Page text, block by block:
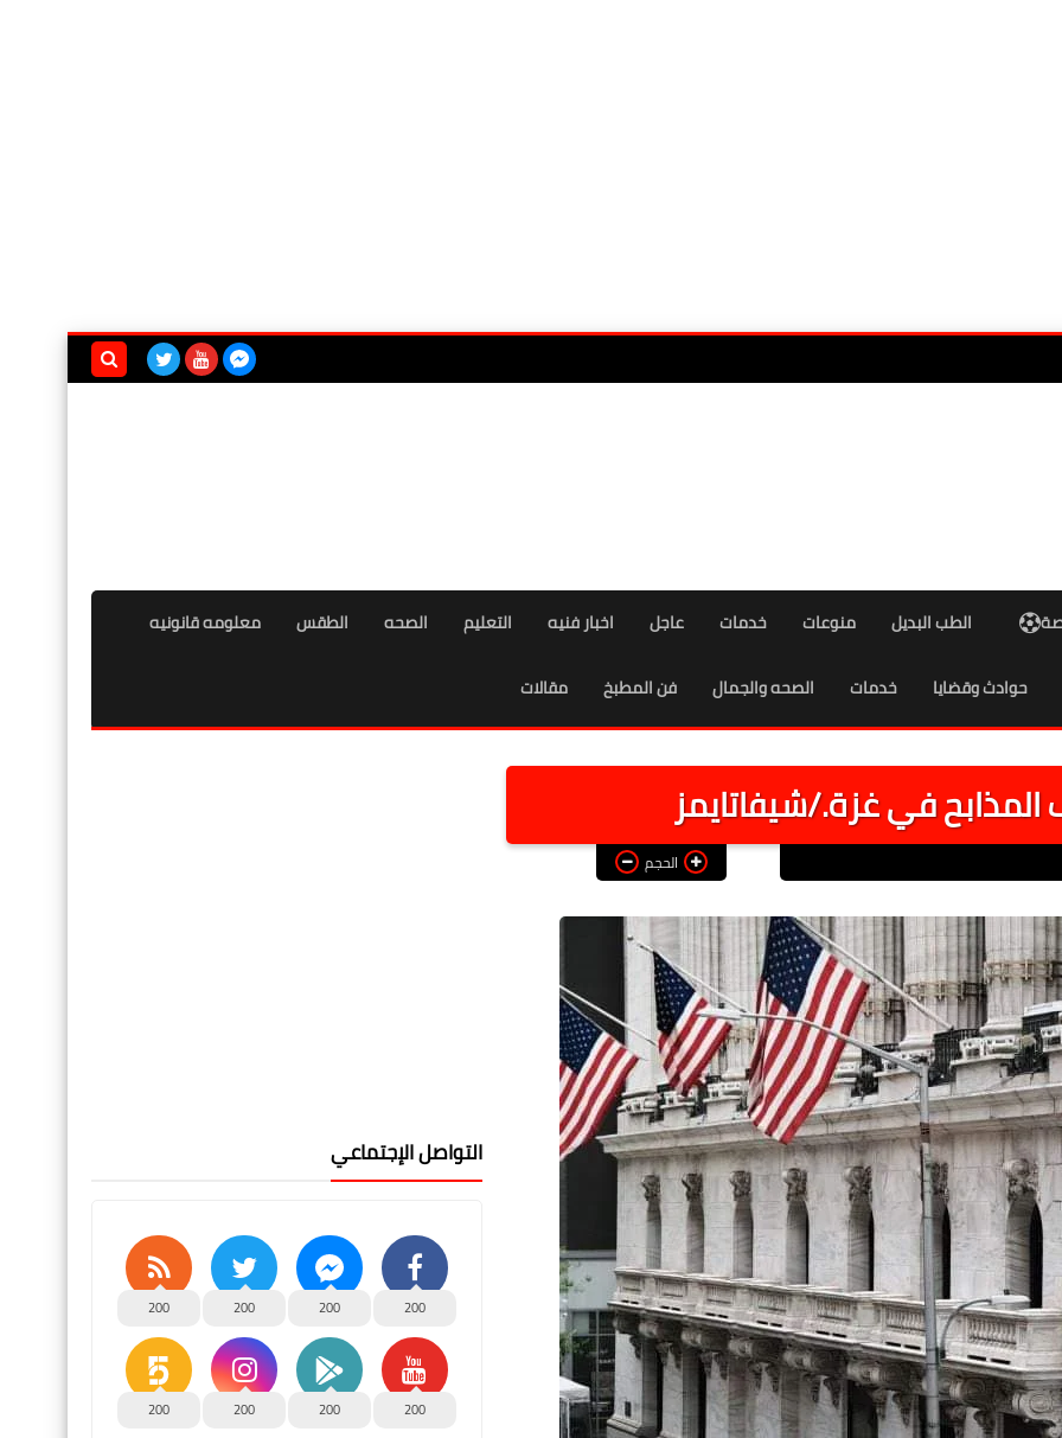
الطب البديل منوعات خدمات عاجل اخبار فنيه التعليم الصحه الطقس معلومه قانونيه
حوادث وقضايا خدمات الصحه والجمال فن المطبخ مقالات
في غزة./شيفاتايمز
الحجم
التواصل الإجتماعي
200
200
200
200
200
200
200
200